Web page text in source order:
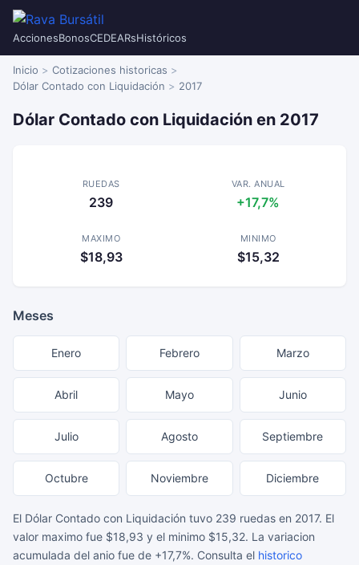
AccionesBonosCEDEARsHistóricos
Inicio
Cotizaciones historicas
Dólar Contado con Liquidación
2017
Dólar Contado con Liquidación en 2017
RUEDAS
239
VAR. ANUAL
+17,7%
MAXIMO
$18,93
MINIMO
$15,32
Meses
Enero Febrero Marzo
Abril Mayo Junio
Julio Agosto Septiembre
Octubre Noviembre Diciembre
El Dólar Contado con Liquidación tuvo 239 ruedas en 2017. El
valor maximo fue $18,93 y el minimo $15,32. La variacion
acumulada del anio fue de +17,7%. Consulta el historico